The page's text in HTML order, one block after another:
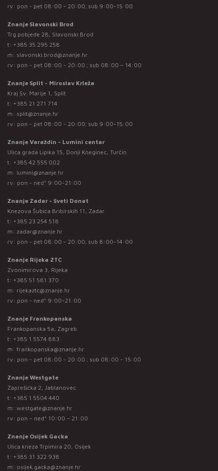
rv: pon - pet 08:00 - 20:00; sub 9:00-15:00
Znanje Slavonski Brod
Trg pobjede 28, Slavonski Brod
t: +385 35 295 258
m: slavonski.brod@znanje.hr
rv: pon - pet 08:00 - 20:00 ; sub 08:00 – 14:00
Znanje Split - Miroslav Krleža
Kraj Sv. Marije 1, Split
t: +385 21 271 714
m: split@znanje.hr
rv: pon - pet 08:00 - 20:00; sub 9:00-15:00
Znanje Varaždin - Lumini centar
Ulica grada Lipika 15, Donji Kneginec, Turčin
t: +385 42 555 002
m: lumini@znanje.hr
rv: pon - ned* 9:00-21:00
Znanje Zadar - Sveti Donat
Knezova Šubića Bribirskih 11, Zadar
t: +385 23 254 518
m: zadar@znanje.hr
rv: pon - pet 08:00 - 20:00; sub 8:00-14:00
Znanje Rijeka ZTC
Zvonimirova 3, Rijeka
t: +385 51 581 370
m: rijekaztc@znanje.hr
rv: pon - ned* 9:00-21:00
Znanje Frankopanska
Frankopanska 5a, Zagreb
t: +385 1 5574 883
m: frankopanska@znanje.hr
rv: pon - pet 08:00 - 20:00 ; sub 08:00 - 15:00
Znanje Westgate
Zaprešićka 2, Jablanovec
t: +385 1 5504 440
m: westgate@znanje.hr
rv: pon – ned* 10:00 – 21:00
Znanje Osijek Gacka
Ulica kneza Trpimira 20, Osijek
t: +385 31 322 938
m: osijek.gacka@znanje.hr